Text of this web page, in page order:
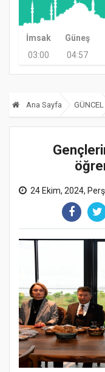
İmsak Güneş
03:00
04:57
Ana Sayfa GÜNCEL
24 Ekim, 2024,